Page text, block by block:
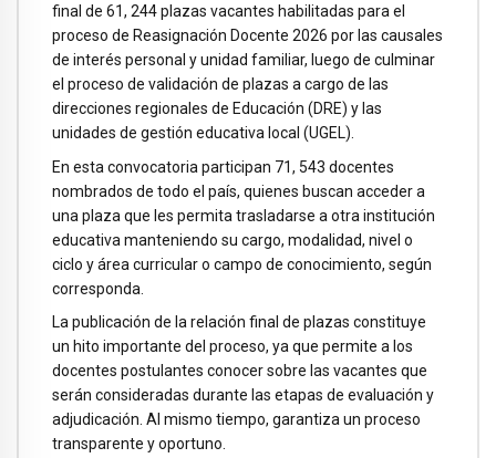
final de 61, 244 plazas vacantes habilitadas para el
proceso de Reasignación Docente 2026 por las causales
de interés personal y unidad familiar, luego de culminar
el proceso de validación de plazas a cargo de las
direcciones regionales de Educación (DRE) y las
unidades de gestión educativa local (UGEL).
En esta convocatoria participan 71, 543 docentes
nombrados de todo el país, quienes buscan acceder a
una plaza que les permita trasladarse a otra institución
educativa manteniendo su cargo, modalidad, nivel o
ciclo y área curricular o campo de conocimiento, según
corresponda.
La publicación de la relación final de plazas constituye
un hito importante del proceso, ya que permite a los
docentes postulantes conocer sobre las vacantes que
serán consideradas durante las etapas de evaluación y
adjudicación. Al mismo tiempo, garantiza un proceso
transparente y oportuno.